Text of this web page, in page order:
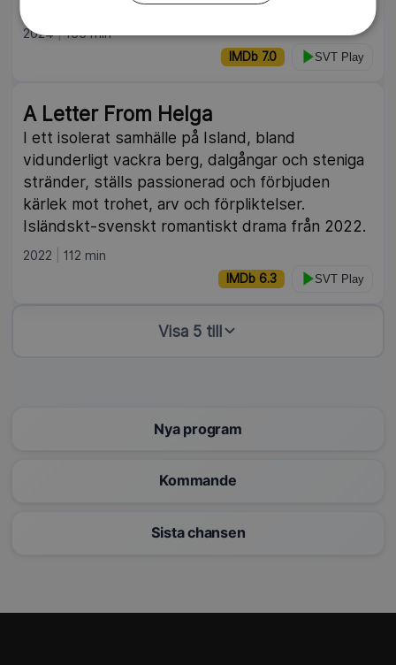
förflutna och rivalerna på banan.
2024 135 min
IMDb 7.0 SVT Play
A Letter From Helga
I ett isolerat samhälle på Island, bland
vidunderligt vackra berg, dalgångar och steniga
stränder, ställs passionerad och förbjuden
kärlek mot trohet, arv och förpliktelser.
Isländskt-svenskt romantiskt drama från 2022.
2022 112 min
IMDb 6.3 SVT Play
Visa 5 till
Nya program
Kommande
Sista chansen